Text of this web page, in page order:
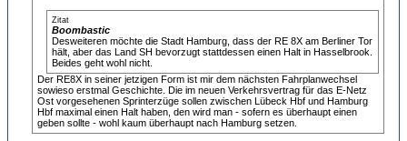
Zitat
Boombastic
Desweiteren möchte die Stadt Hamburg, dass der RE 8X am Berliner Tor
hält, aber das Land SH bevorzugt stattdessen einen Halt in Hasselbrook.
Beides geht wohl nicht.
Der RE8X in seiner jetzigen Form ist mir dem nächsten Fahrplanwechsel
sowieso erstmal Geschichte. Die im neuen Verkehrsvertrag für das E-Netz
Ost vorgesehenen Sprinterzüge sollen zwischen Lübeck Hbf und Hamburg
Hbf maximal einen Halt haben, den wird man - sofern es überhaupt einen
geben sollte - wohl kaum überhaupt nach Hamburg setzen.